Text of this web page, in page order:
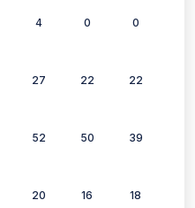
4 0 0
27 22 22
52 50 39
20 16 18